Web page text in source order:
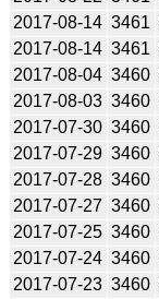
2017-08-14 3461
2017-08-14 3461
2017-08-04 3460
2017-08-03 3460
2017-07-30 3460
2017-07-29 3460
2017-07-28 3460
2017-07-27 3460
2017-07-25 3460
2017-07-24 3460
2017-07-23 3460